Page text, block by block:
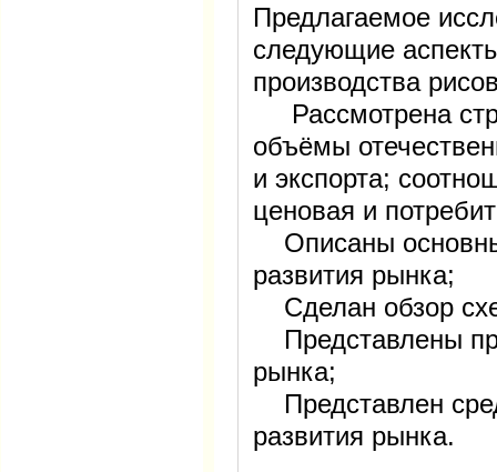
Предлагаемое
следующие
производства
Рассмотрена
объёмы
и экспорта;
ценовая и
Описаны
развития рынка;
Сделан обзор
Представлены
рынка;
Представлен
развития рынка.